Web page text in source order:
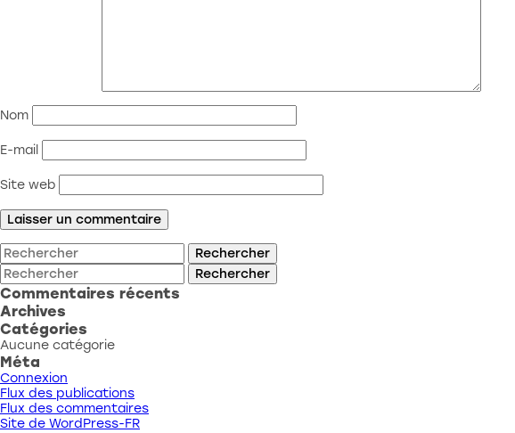
Nom
E-mail
Site web
Rechercher
Rechercher
Commentaires récents
Archives
Catégories
Aucune catégorie
Méta
Connexion
Flux des publications
Flux des commentaires
Site de WordPress-FR